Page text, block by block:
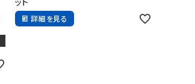
詳細を見る